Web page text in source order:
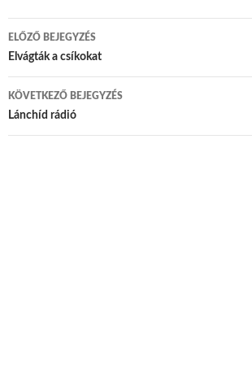
Bejegyzés navigáció
ELŐZŐ BEJEGYZÉS
Elvágták a csíkokat
KÖVETKEZŐ BEJEGYZÉS
Lánchíd rádió